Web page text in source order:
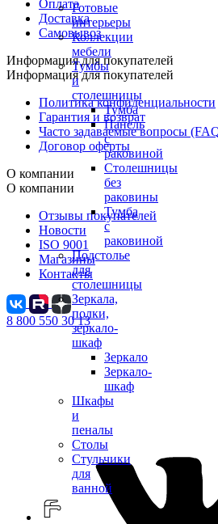
Готовые
интерьеры
Коллекции
мебели
Тумбы
и
столешницы
Тумба
Панель
с
раковиной
Столешницы
без
раковины
Тумба
с
раковиной
Подстолье
для
столешницы
Зеркала,
полки,
зеркало-
шкаф
Зеркало
Зеркало-
шкаф
Шкафы
и
пеналы
Столы
Стульчики
для
ванной
Оплата
Доставка
Самовывоз
Информация для покупателей
Информация для покупателей
Политика конфиденциальности
Гарантия и возврат
Часто задаваемые вопросы
Договор оферты
О компании
О компании
Отзывы покупателей
Новости
ISO 9001
Магазины
Контакты
8 800 550 30 13